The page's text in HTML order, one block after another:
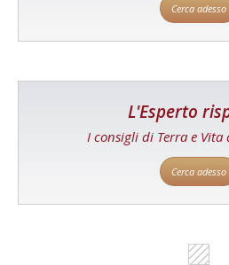
Cerca adesso
L'Esperto
I consigli di Terra e
Cerca adesso